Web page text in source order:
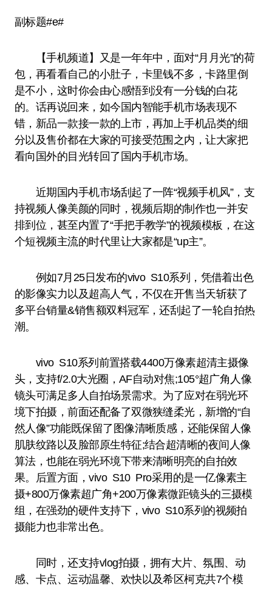
副标题#e#
【手机频道】又是一年年中，面对“月月光”的荷
包，再看看自己的小肚子，卡里钱不多，卡路里倒
是不小，这时你会由心感悟到没有一分钱的白花
的。话再说回来，如今国内智能手机市场表现不
错，新品一款接一款的上市，再加上手机品类的细
分以及售价都在大家的可接受范围之内，让大家把
看向国外的目光转回了国内手机市场。
近期国内手机市场刮起了一阵“视频手机风”，支
持视频人像美颜的同时，视频后期的制作也一并安
排到位，甚至内置了“手把手教学”的视频模板，在这
个短视频主流的时代里让大家都是“up主”。
例如7月25日发布的vivo S10系列，凭借着出色
的影像实力以及超高人气，不仅在开售当天斩获了
多平台销量&销售额双料冠军，还刮起了一轮自拍热
潮。
vivo S10系列前置搭载4400万像素超清主摄像
头，支持f/2.0大光圈，AF自动对焦;105°超广角人像
镜头可满足多人自拍场景需求。为了应对在弱光环
境下拍摄，前面还配备了双微狭缝柔光，新增的“自
然人像”功能既保留了图像清晰质感，还能保留人像
肌肤纹路以及脸部原生特征;结合超清晰的夜间人像
算法，也能在弱光环境下带来清晰明亮的自拍效
果。后置方面，vivo S10 Pro采用的是一亿像素主
摄+800万像素超广角+200万像素微距镜头的三摄模
组，在强劲的硬件支持下，vivo S10系列的视频拍
摄能力也非常出色。
同时，还支持vlog拍摄，拥有大片、氛围、动
感、卡点、运动温馨、欢快以及希区柯克共7个模